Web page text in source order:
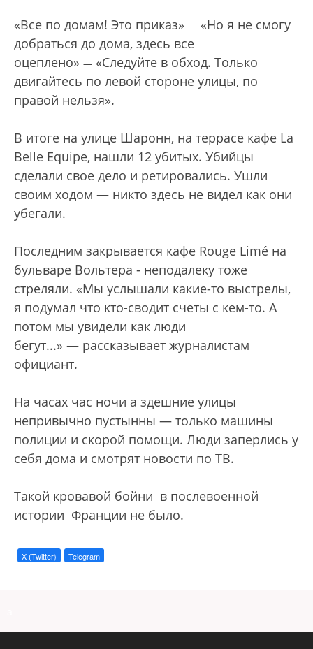
«Все по домам! Это приказ» — «Но я не смогу
добраться до дома, здесь все
оцеплено» — «Следуйте в обход. Только
двигайтесь по левой стороне улицы, по
правой нельзя».
В итоге на улице Шаронн, на террасе кафе La
Belle Equipe, нашли 12 убитых. Убийцы
сделали свое дело и ретировались. Ушли
своим ходом — никто здесь не видел как они
убегали.
Последним закрывается кафе Rouge Limé на
бульваре Вольтера - неподалеку тоже
стреляли. «Мы услышали какие-то выстрелы,
я подумал что кто-сводит счеты с кем-то. А
потом мы увидели как люди
бегут...» — рассказывает журналистам
официант.
На часах час ночи а здешние улицы
непривычно пустынны — только машины
полиции и скорой помощи. Люди заперлись у
себя дома и смотрят новости по ТВ.
Такой кровавой бойни в послевоенной
истории Франции не было.
X (Twitter) Telegram